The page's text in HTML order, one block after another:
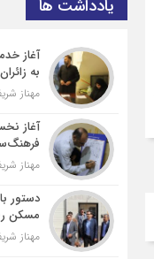
یادداشت ها
آغاز
به
مهناز
آغاز
مهناز
مسکن
مهناز